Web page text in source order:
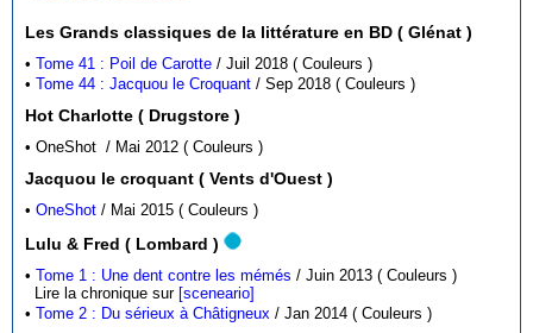
Les Grands classiques de la littérature en BD ( Glénat )
•Tome 41 : Poil de Carotte
/ Juil 2018 ( Couleurs )
•Tome 44 : Jacquou le Croquant / Sep 2018 ( Couleurs )
Hot Charlotte ( Drugstore )
• OneShot / Mai 2012 ( Couleurs )
Jacquou le croquant ( Vents d'Ouest )
•OneShot / Mai 2015 ( Couleurs )
Lulu & Fred ( Lombard )
•Tome 1 : Une dent contre les mémés
/ Juin 2013 ( Couleurs )
Lire la chronique sur [sceneario]
•Tome 2 : Du sérieux à Châtigneux / Jan 2014 ( Couleurs )